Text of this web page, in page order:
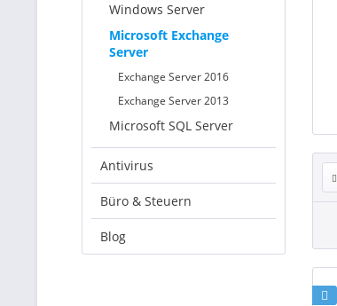
Windows Server
Microsoft Exchange
Server
Exchange Server 2016
Exchange Server 2013
Microsoft SQL Server
Antivirus
Büro & Steuern
Blog